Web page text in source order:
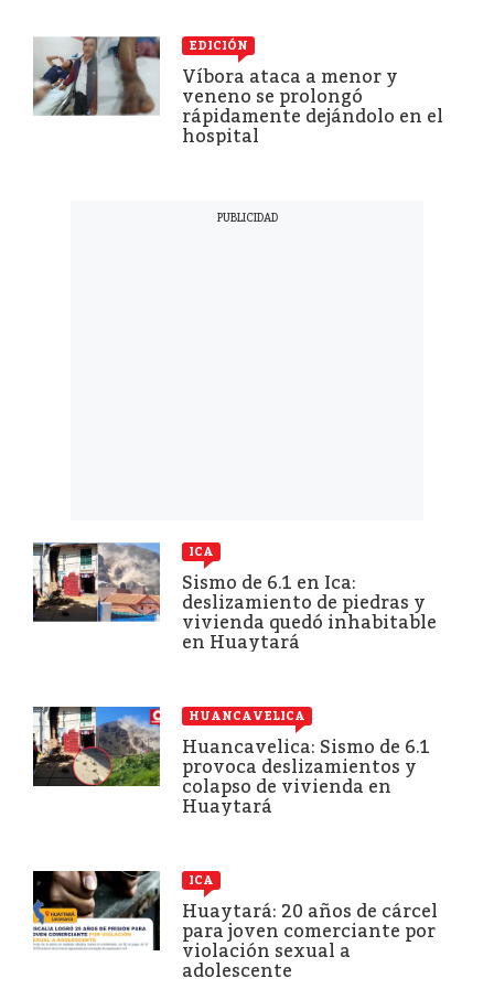
EDICIÓN
Víbora ataca a menor y
veneno se prolongó
rápidamente dejándolo en el
hospital
ICA
Sismo de 6.1 en Ica:
deslizamiento de piedras y
vivienda quedó inhabitable
en Huaytará
HUANCAVELICA
Huancavelica: Sismo de 6.1
provoca deslizamientos y
colapso de vivienda en
Huaytará
ICA
Huaytará: 20 años de cárcel
para joven comerciante por
violación sexual a
adolescente